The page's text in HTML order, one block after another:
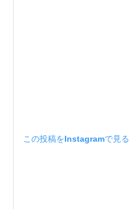
この投稿をInstagramで見る